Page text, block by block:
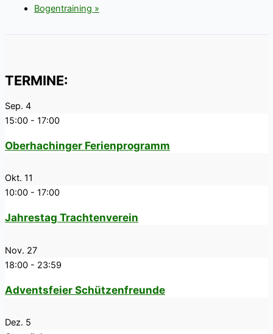
Bogentraining »
TERMINE:
Sep. 4
15:00 - 17:00
Oberhachinger Ferienprogramm
Okt. 11
10:00 - 17:00
Jahrestag Trachtenverein
Nov. 27
18:00 - 23:59
Adventsfeier Schützenfreunde
Dez. 5